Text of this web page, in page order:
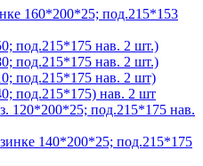
160*200*25; под.215*153
под.215*175 нав. 2 шт.)
под.215*175 нав. 2 шт.)
под.215*175 нав. 2 шт)
под.215*175) нав. 2 шт
120*200*25; под.215*175 нав.
140*200*25; под.215*175